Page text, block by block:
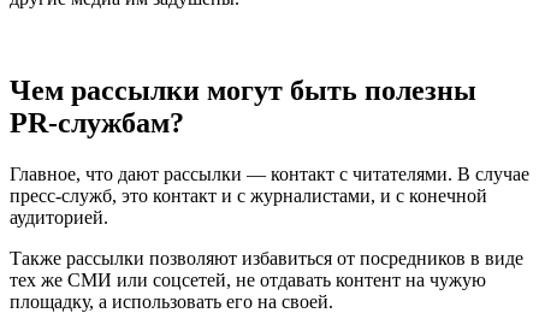
Чем рассылки могут быть полезны
PR-службам?
Главное, что дают рассылки — контакт с читателями. В случае
пресс-служб, это контакт и с журналистами, и с конечной
аудиторией.
Также рассылки позволяют избавиться от посредников в виде
тех же СМИ или соцсетей, не отдавать контент на чужую
площадку, а использовать его на своей.